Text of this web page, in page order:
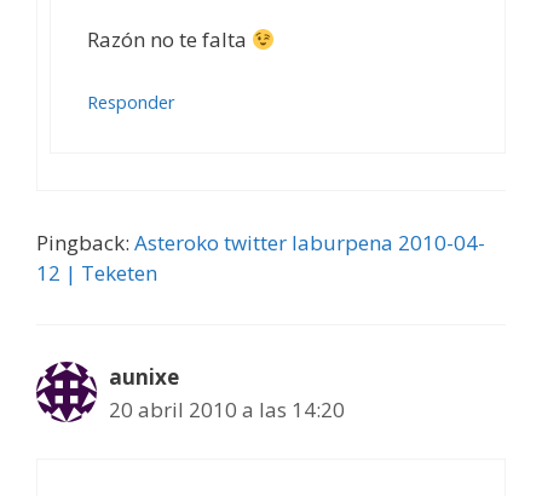
Razón no te falta
Responder
Pingback: Asteroko twitter laburpena 2010-04-
12 | Teketen
aunixe
20 abril 2010 a las 14:20